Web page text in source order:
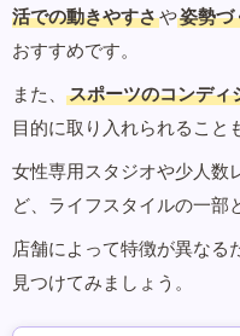
活での動きやすさや姿勢づ
おすすめです。
また、
スポーツのコンディ
目的に取り入れられること
女性専用スタジオや少人数
ど、ライフスタイルの一部
店舗によって特徴が異なる
見つけてみましょう。